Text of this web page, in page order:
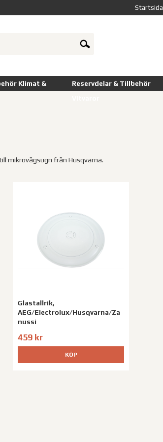
Startsida
Klimat &
Reservdelar & Tillbehör
mikrovågsugn från Husqvarna.
Glastallrik,
AEG/Electrolux/Husqvarna/Za
nussi
459 kr
KÖP